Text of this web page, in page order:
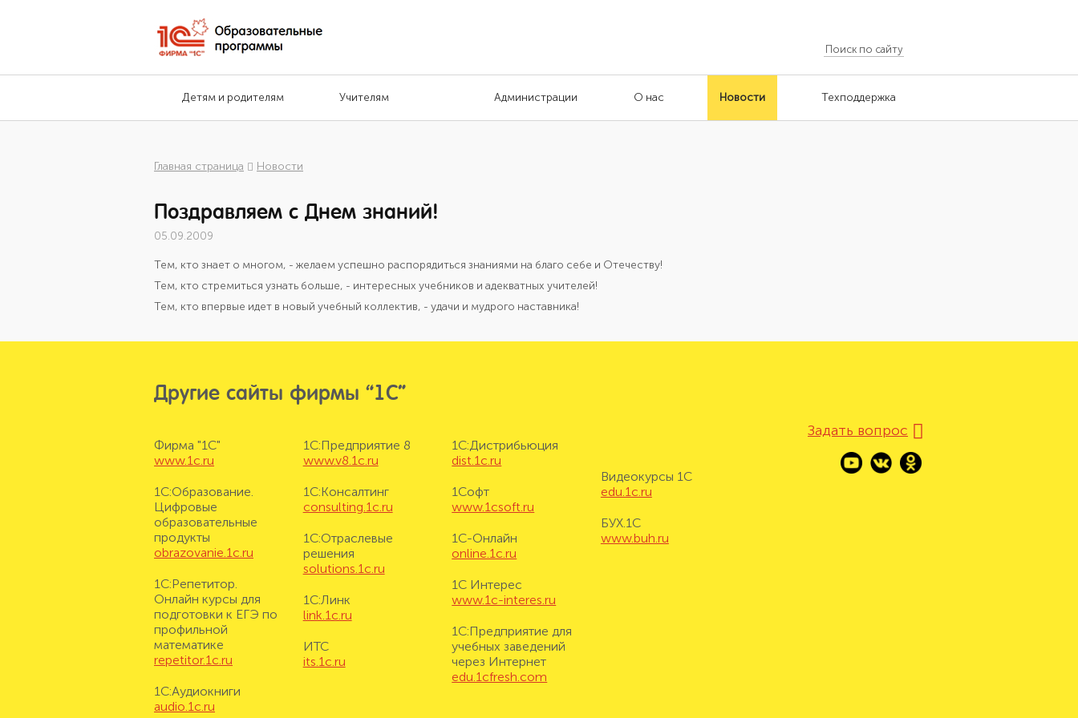
Детям и родителям Учителям Администрации О нас Новости Техподдержка
Главная страница Новости
Поздравляем с Днем знаний!
05.09.2009
Тем, кто знает о многом, - желаем успешно распорядиться знаниями на благо себе и Отечеству!
Тем, кто стремиться узнать больше, - интересных учебников и адекватных учителей!
Тем, кто впервые идет в новый учебный коллектив, - удачи и мудрого наставника!
Другие сайты фирмы “1С”
Фирма "1С"
www.1c.ru
1С:Образование.
Цифровые
образовательные
продукты
obrazovanie.1c.ru
1С:Репетитор.
Онлайн курсы для
подготовки к ЕГЭ по
профильной
математике
repetitor.1c.ru
1С:Аудиокниги
audio.1c.ru
1С:Предприятие 8
www.v8.1c.ru
1С:Консалтинг
consulting.1c.ru
1С:Отраслевые
решения
solutions.1c.ru
1С:Линк
link.1c.ru
ИТС
its.1c.ru
1С:Дистрибьюция
dist.1c.ru
1Софт
www.1csoft.ru
1С-Онлайн
online.1c.ru
1С Интерес
www.1c-interes.ru
1С:Предприятие для
учебных заведений
через Интернет
edu.1cfresh.com
Видеокурсы 1С
edu.1c.ru
БУХ.1С
www.buh.ru
Задать вопрос